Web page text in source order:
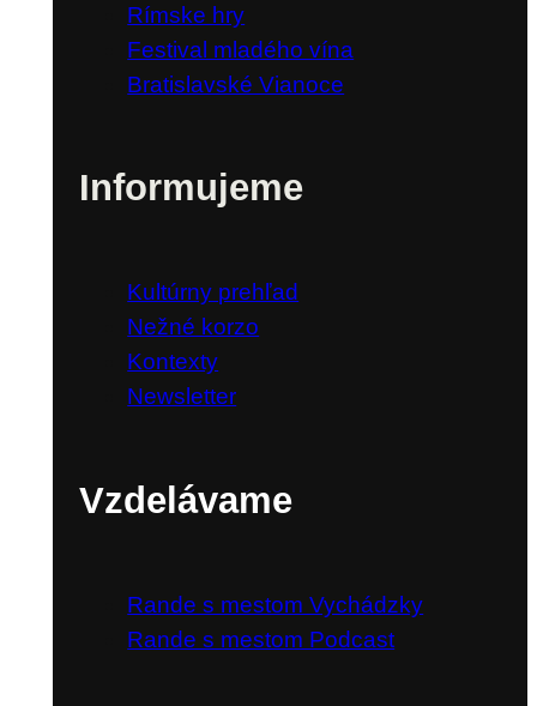
Rímske hry
Festival mladého vína
Bratislavské Vianoce
Informujeme
Kultúrny prehľad
Nežné korzo
Kontexty
Newsletter
Vzdelávame
Rande s mestom Vychádzky
Rande s mestom Podcast